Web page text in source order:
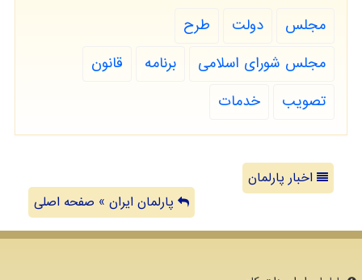
مجلس دولت
طرح
مجلس شورای اسلامی
برنامه
قانون
تصویب
خدمات
اخبار پارلمان
پارلمان ایران » صفحه اصلی